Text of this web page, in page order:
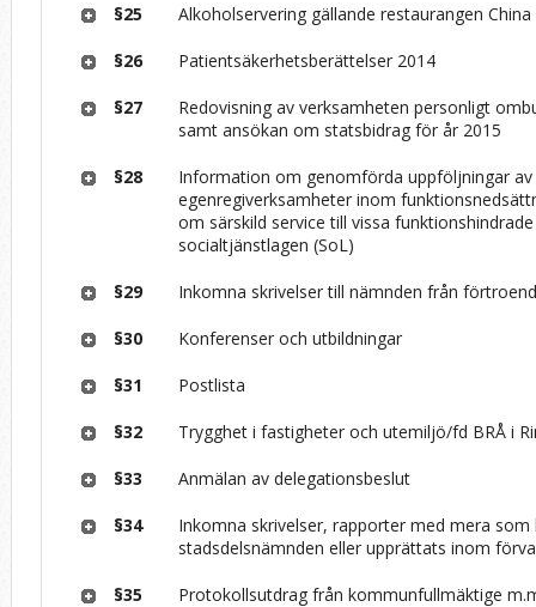
§25 Alkoholservering gällande restaurangen China
§26 Patientsäkerhetsberättelser 2014
§27
Redovisning av verksamheten personligt
samt ansökan om statsbidrag för år 2015
§28
Information om genomförda uppföljningar
egenregiverksamheter inom
om särskild service till vissa funktionshindrade
socialtjänstlagen (SoL)
§29 Inkomna skrivelser till nämnden från
§30 Konferenser och utbildningar
§31 Postlista
§32 Trygghet i fastigheter och utemiljö/fd BRÅ i
§33 Anmälan av delegationsbeslut
§34
Inkomna skrivelser, rapporter med mera
stadsdelsnämnden eller upprättats inom
§35 Protokollsutdrag från kommunfullmäktige